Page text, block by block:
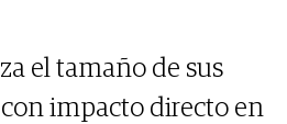
el tamaño de sus
impacto directo en